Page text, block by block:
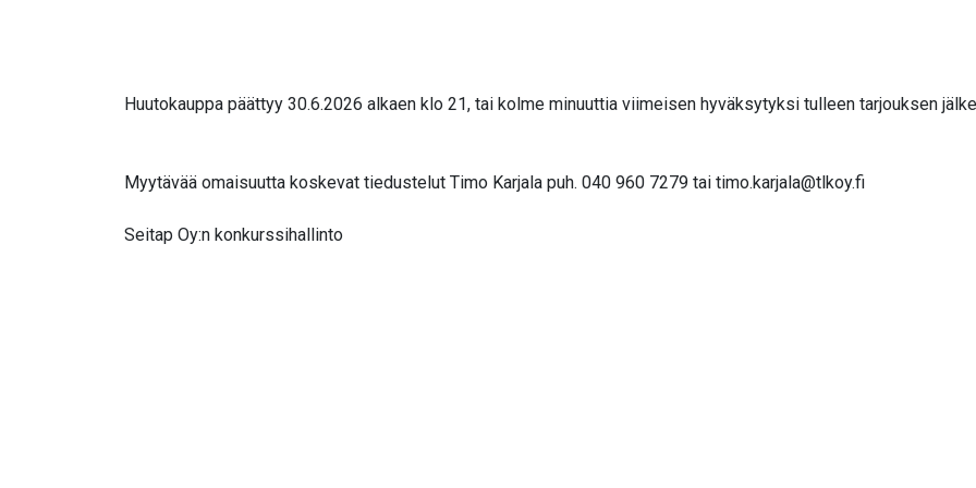
Huutokauppa päättyy 30.6.2026 alkaen klo 21, tai kolme minuuttia viimeisen hyväksytyksi tulleen tarjouksen
Myytävää omaisuutta koskevat tiedustelut Timo Karjala puh. 040 960 7279 tai timo.karjala@tlkoy.fi
Seitap Oy:n konkurssihallinto